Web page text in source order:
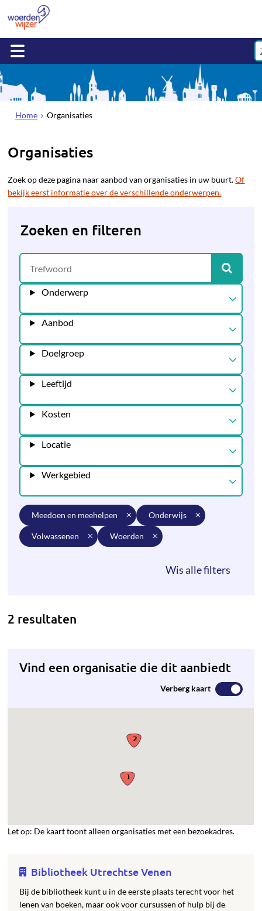
Home Organisaties
Organisaties
Zoek op deze pagina naar aanbod van organisaties in uw buurt.Of
bekijk eerst informatie over de verschillende onderwerpen.
Zoeken en filteren
Onderwerp
Aanbod
Doelgroep
Leeftijd
Kosten
Locatie
Werkgebied
meedoen en meehelpen onderwijs
volwassenen woerden
2 resultaten
Vind een organisatie die dit aanbiedt
Verberg kaart
Let op: De kaart toont alleen organisaties met een bezoekadres.
Bibliotheek Utrechtse Venen
Bij de bibliotheek kunt u in de eerste plaats terecht voor het
lenen van boeken, maar ook voor cursussen of hulp bij de